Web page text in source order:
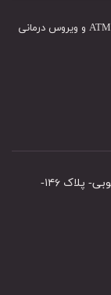
شتابدهی پروژه های فناورانه و محصول محور در حوزه ATMP و ویروس درمانی
تهران - میدان ونک- نبش خیابان گاندی جنوبی- پلاک ۱۴۶-